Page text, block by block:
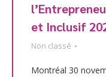
et Inclusif
Non classé
Montréal 30